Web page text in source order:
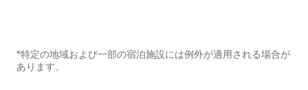
*特定の地域および一部の宿泊施設には例外が適用される場合が
あります。